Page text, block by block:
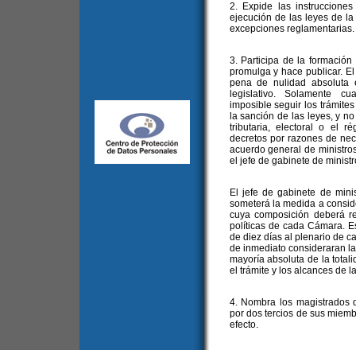
2. Expide las
ejecución de las leyes de
excepciones reglamentarias.
3. Participa de la
promulga y hace publicar.
pena de nulidad absoluta
legislativo. Solamente
imposible seguir los
la sanción de las leyes, y
tributaria, electoral o el
decretos por razones de
acuerdo general de
el jefe de gabinete de
El jefe de gabinete de
someterá la medida a
cuya composición deberá
políticas de cada Cámara.
de diez días al plenario de
de inmediato consideraran
mayoría absoluta de la
el trámite y los alcances de
4. Nombra los magistrados
por dos tercios de sus
efecto.